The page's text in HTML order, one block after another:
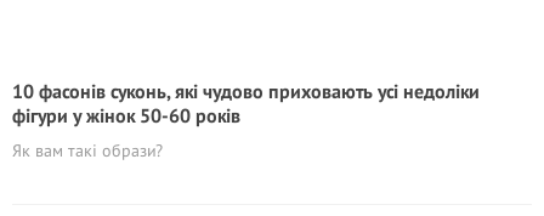
10 фасонів суконь, які чудово приховають усі недоліки
фігури у жінок 50-60 років
Як вам такі образи?